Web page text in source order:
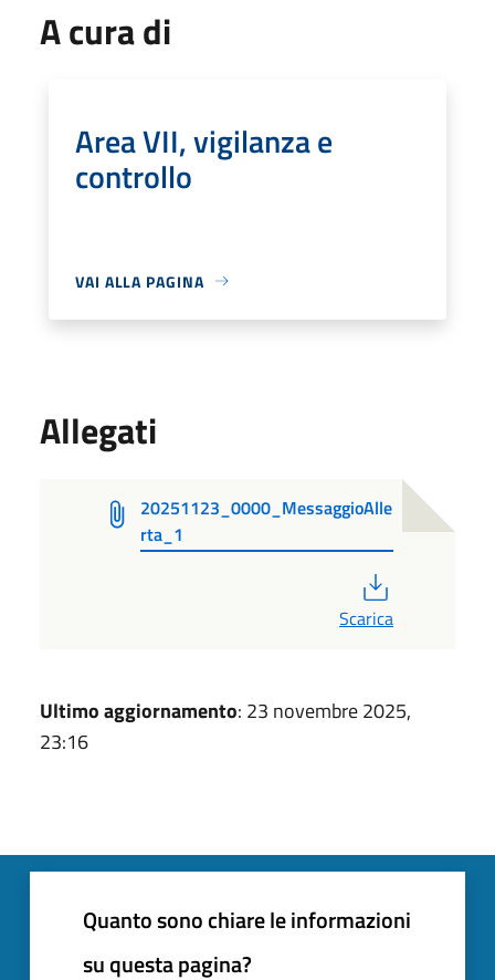
A cura di
Area VII, vigilanza e
controllo
VAI ALLA PAGINA
Allegati
20251123_0000_MessaggioAlle
rta_1
Scarica
Ultimo aggiornamento: 23 novembre 2025,
23:16
Quanto sono chiare le informazioni
su questa pagina?